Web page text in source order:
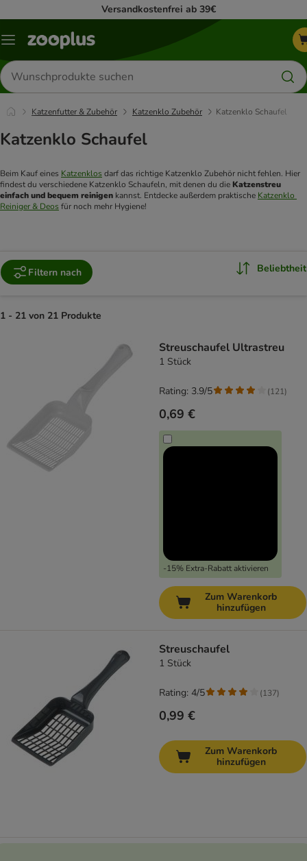
Versandkostenfrei ab 39€
Menü
Produkte
suchen
Katzenfutter & Zubehör Katzenklo Zubehör Katzenklo Schaufel
Katzenklo Schaufel
Beim Kauf eines Katzenklos darf das richtige Katzenklo Zubehör nicht fehlen. Hier
findest du verschiedene Katzenklo Schaufeln, mit denen du die Katzenstreu
einfach und bequem reinigen kannst. Entdecke außerdem praktische Katzenklo
Reiniger & Deos für noch mehr Hygiene!
Filtern nach Beliebtheit
1 - 21 von 21 Produkte
Streuschaufel Ultrastreu
1 Stück
0,69 €
-15% Extra-Rabatt aktivieren
Rating: 3.9/5 (121)
Zum Warenkorb
hinzufügen
Streuschaufel
1 Stück
0,99 €
Rating: 4/5 (137)
Zum Warenkorb
hinzufügen